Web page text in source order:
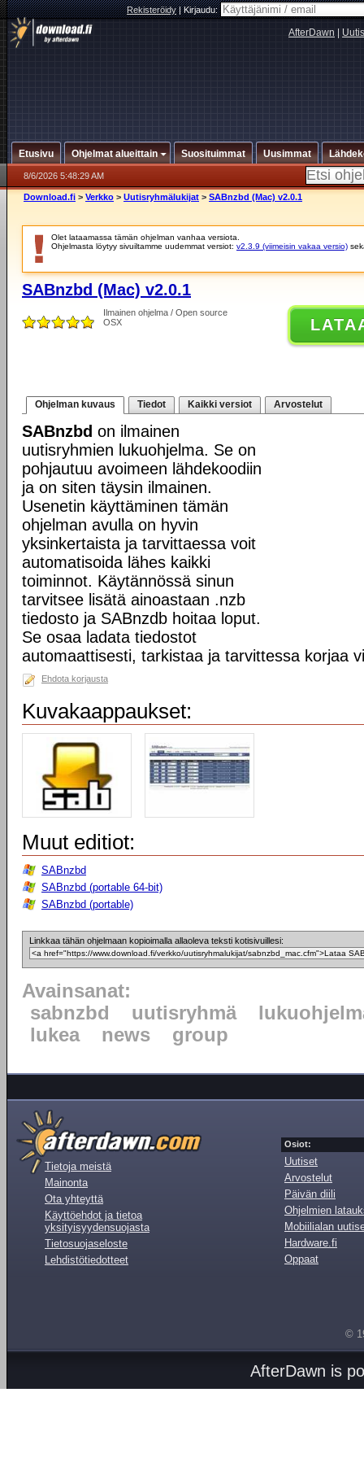
Rekisteröidy|Kirjaudu:
AfterDawn
Etusivu Ohjelmat alueittain Suosituimmat Uusimmat
8/6/2026 5:48:29 AM
Download.fi > Verkko > Uutisryhmälukijat > SABnzbd (Mac) v2.0.1
Olet lataamassa tämän ohjelman vanhaa versiota.
Ohjelmasta löytyy sivuiltamme uudemmat versiot: v2.3.9 (viimeisin vakaa versio)
SABnzbd (Mac) v2.0.1
Ilmainen ohjelma / Open source
OSX
Ohjelman kuvaus Tiedot Kaikki versiot Arvostelut
SABnzbd on ilmainen
uutisryhmien lukuohjelma. Se on
pohjautuu avoimeen lähdekoodiin
ja on siten täysin ilmainen.
Usenetin käyttäminen tämän
ohjelman avulla on hyvin
yksinkertaista ja tarvittaessa voit
automatisoida lähes kaikki
toiminnot. Käytännössä sinun
tarvitsee lisätä ainoastaan .nzb
tiedosto ja SABnzdb hoitaa loput.
Se osaa ladata tiedostot
automaattisesti, tarkistaa ja tarvittessa korjaa
Ehdota korjausta
Kuvakaappaukset:
Muut editiot:
SABnzbd
SABnzbd (portable 64-bit)
SABnzbd (portable)
Linkkaa tähän ohjelmaan kopioimalla allaoleva teksti kotisivuillesi:
Avainsanat:
sabnzbd
uutisryhmä
lukea
news group
Tietoja meistä
Mainonta
Ota yhteyttä
Käyttöehdot ja tietoa
yksityisyydensuojasta
Tietosuojaseloste
Lehdistötiedotteet
Osiot:
Uutiset
Arvostelut
Päivän diili
Ohjelmien
Mobiilialan
Hardware.fi
Oppaat
©
AfterDawn is